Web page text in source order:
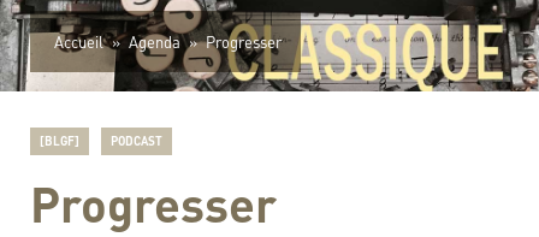
Accueil » Agenda » Progresser
[BLGF] PODCAST
Progresser